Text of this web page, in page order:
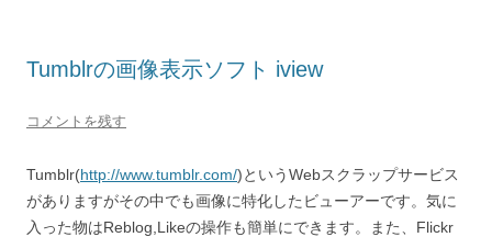
Tumblrの画像表示ソフト iview
コメントを残す
Tumblr(http://www.tumblr.com/)というWebスクラップサービス
がありますがその中でも画像に特化したビューアーです。気に
入った物はReblog,Likeの操作も簡単にできます。また、Flickr